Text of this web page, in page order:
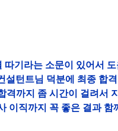
따기라는 소문이 있어서
설턴트님 덕분에 최종 합
격까지 좀 시간이 걸려서
이직까지 꼭 좋은 결과 함